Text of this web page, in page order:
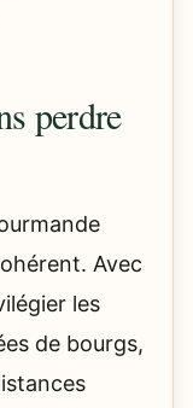
perdre
Avec
les
de bourgs,